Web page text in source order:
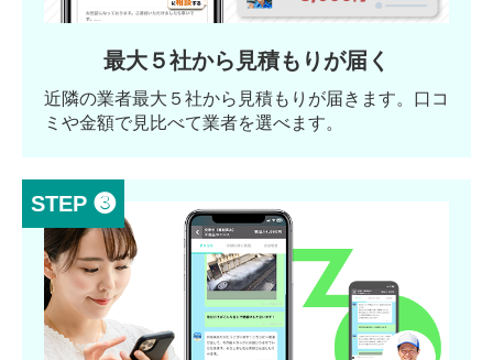
最大５社から見積もりが届く
近隣の業者最大５社から見積もりが届きます。口コ
ミや金額で見比べて業者を選べます。
STEP ❸